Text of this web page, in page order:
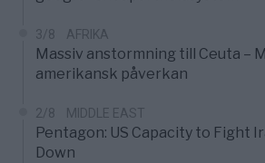
3/8 AFRIKA
Massiv anstormning till Ceuta –
amerikansk påverkan
2/8 MIDDLE EAST
Pentagon: US Capacity to Fight
Down